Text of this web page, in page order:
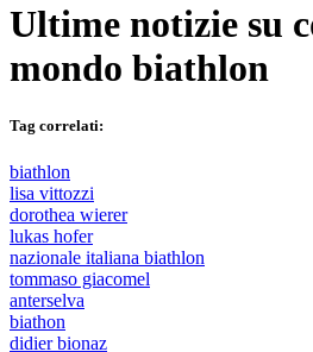
Ultime notizie su
mondo biathlon
Tag correlati:
biathlon
lisa vittozzi
dorothea wierer
lukas hofer
nazionale italiana biathlon
tommaso giacomel
anterselva
biathon
didier bionaz